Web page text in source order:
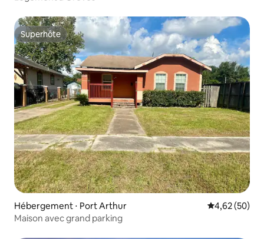
Superhôte
Superhôte
Hébergement ⋅ Port Arthur Évaluation
4,62 (50)
Maison avec grand parking